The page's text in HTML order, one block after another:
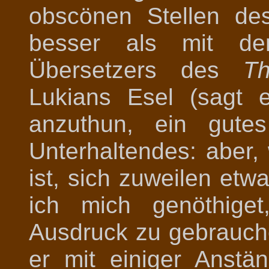
obscönen Stellen
besser als mit
Übersetzers des
Lukians Esel (sagt
anzuthun, ein
Unterhaltendes:
ist, sich zuweilen
ich mich
Ausdruck zu
er mit einiger